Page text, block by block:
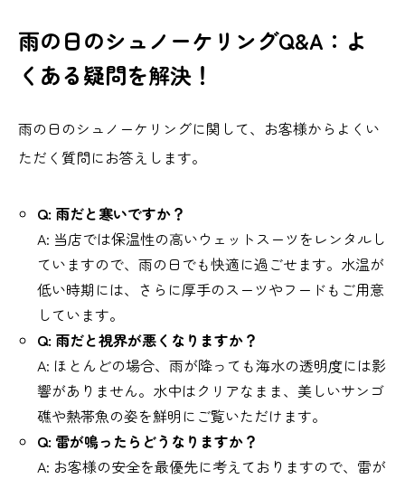
雨の日のシュノーケリングQ&A：よ
くある疑問を解決！
雨の日のシュノーケリングに関して、お客様からよくい
ただく質問にお答えします。
Q: 雨だと寒いですか？
A: 当店では保温性の高いウェットスーツをレンタルし
ていますので、雨の日でも快適に過ごせます。水温が
低い時期には、さらに厚手のスーツやフードもご用意
しています。
Q: 雨だと視界が悪くなりますか？
A: ほとんどの場合、雨が降っても海水の透明度には影
響がありません。水中はクリアなまま、美しいサンゴ
礁や熱帯魚の姿を鮮明にご覧いただけます。
Q: 雷が鳴ったらどうなりますか？
A: お客様の安全を最優先に考えておりますので、雷が